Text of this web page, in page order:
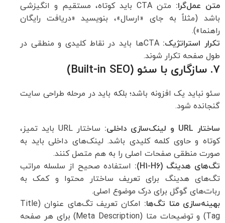
متن عمل‌گرا:
متن CTA باید کوتاه، مستقیم و انگیزشی
باشد (مثلاً به جای «ارسال»، بنویسید «دریافت رایگان
راهنما»).
تکرار استراتژیک:
CTAها باید در نقاط کلیدی و منطقی در
طول صفحه تکرار شوند.
۷. سازگاری با سئو (Built-in SEO)
سئو نباید یک افزونه باشد؛ بلکه باید در مرحله طراحی سایت
گنجانده شود.
ساختار و لینک‌سازی داخلی:
ساختار URL باید تمیز،
کوتاه و حاوی کلمه کلیدی باشد. لینک‌های داخلی باید به
صورت منطقی صفحات اصلی را به هم متصل کنند.
تگ‌های هدینگ (H1-H6):
استفاده صحیح از سلسله مراتب
تگ‌های هدینگ برای تعریف ساختار محتوا و کمک به
ربات‌های گوگل برای درک موضوع اصلی.
بهینه‌سازی متا تگ‌ها:
امکان تعریف تگ‌های عنوان (Title
Tag) و توضیحات متا (Meta Description) برای هر صفحه